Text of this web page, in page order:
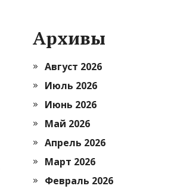
Архивы
Август 2026
Июль 2026
Июнь 2026
Май 2026
Апрель 2026
Март 2026
Февраль 2026